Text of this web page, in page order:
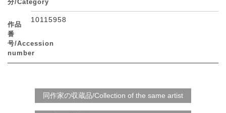
分/Category
作品
番
号/Accession
number
10115958